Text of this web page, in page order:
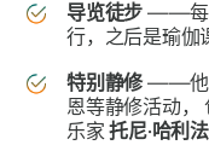
导览徒步 ——每
行，之后是瑜伽
特别静修——他
恩等静修活动，
乐家托尼·哈利法